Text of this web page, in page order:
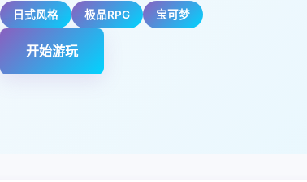
日式风格 极品RPG 宝可梦
开始游玩